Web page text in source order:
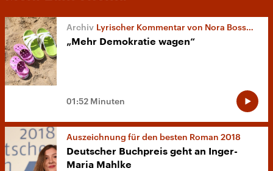
Lyrischer Kommentar von Nora Bossong
„Mehr Demokratie wagen“
01:52 Minuten
Auszeichnung für den besten Roman 2018
Deutscher Buchpreis geht an Inger-
Maria Mahlke